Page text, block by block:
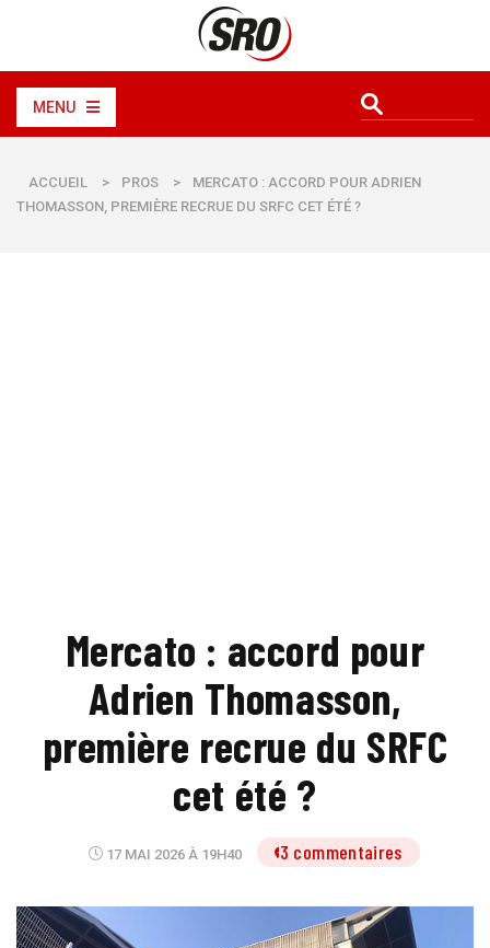
MENU
ACCUEIL > PROS >
MERCATO : ACCORD POUR ADRIEN
THOMASSON, PREMIÈRE RECRUE DU SRFC CET ÉTÉ ?
Mercato : accord pour
Adrien Thomasson,
première recrue du SRFC
cet été ?
17 MAI 2026 À 19H40 3 commentaires